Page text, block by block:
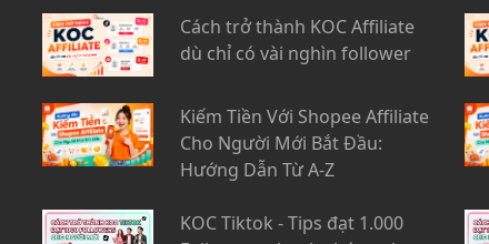
Cách trở thành KOC Affiliate
dù chỉ có vài nghìn follower
Kiếm Tiền Với Shopee Affiliate
Cho Người Mới Bắt Đầu:
Hướng Dẫn Từ A-Z
KOC Tiktok - Tips đạt 1.000